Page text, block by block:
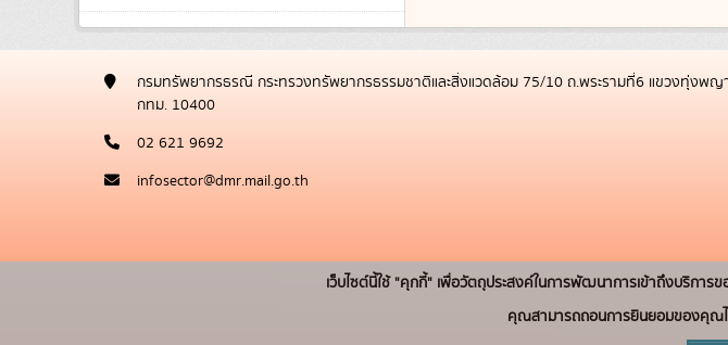
กรมทรัพยากรธรณี กระทรวงทรัพยากรธรรมชาติและสิ่งแวดล้อม 75/10 ถ.พระรามที่6 แขวงทุ่งพญา
กทม. 10400
02 621 9692
infosector@dmr.mail.go.th
เว็บไซต์นี้ใช้ "คุกกี้" เพื่อวัตถุประสงค์ในการพัฒนาการเข้าถึงบริกา
คุณสามารถถอนการยินยอมของคุณ